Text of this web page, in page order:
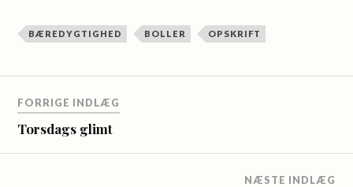
BÆREDYGTIGHED BOLLER OPSKRIFT
FORRIGE INDLÆG
Torsdags glimt
NÆSTE INDLÆG